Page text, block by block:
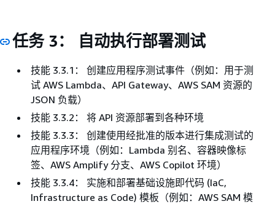
任务 3： 自动执行部署测试
技能 3.3.1： 创建应用程序测试事件（例如：用于测
试 AWS Lambda、API Gateway、AWS SAM 资源的
JSON 负载）
技能 3.3.2： 将 API 资源部署到各种环境
技能 3.3.3： 创建使用经批准的版本进行集成测试的
应用程序环境（例如：Lambda 别名、容器映像标
签、AWS Amplify 分支、AWS Copilot 环境）
技能 3.3.4： 实施和部署基础设施即代码 (IaC,
Infrastructure as Code) 模板（例如：AWS SAM 模